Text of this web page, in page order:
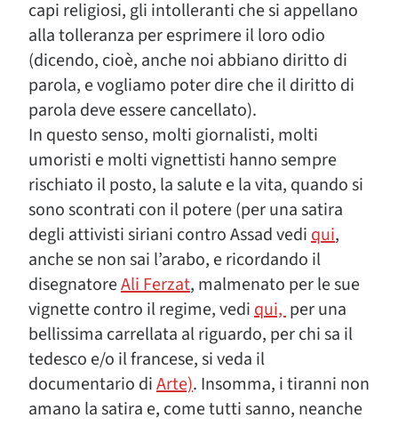
capi religiosi, gli intolleranti che si appellano
alla tolleranza per esprimere il loro odio
(dicendo, cioè, anche noi abbiano diritto di
parola, e vogliamo poter dire che il diritto di
parola deve essere cancellato).
In questo senso, molti giornalisti, molti
umoristi e molti vignettisti hanno sempre
rischiato il posto, la salute e la vita, quando si
sono scontrati con il potere (per una satira
degli attivisti siriani contro Assad vediqui,
anche se non sai l’arabo, e ricordando il
disegnatoreAli Ferzat, malmenato per le sue
vignette contro il regime, vediqui,per una
bellissima carrellata al riguardo, per chi sa il
tedesco e/o il francese, si veda il
documentario diArte). Insomma, i tiranni non
amano la satira e, come tutti sanno, neanche